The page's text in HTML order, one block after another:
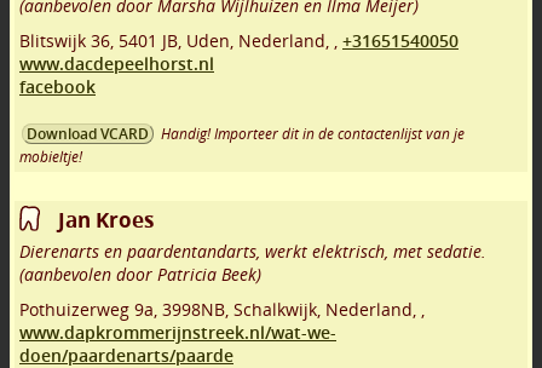
(aanbevolen door Marsha Wijlhuizen en Ilma Meijer)
Blitswijk 36 5401 JB Uden Nederland,
+31651540050
www.dacdepeelhorst.nl
facebook
Download VCARD
Handig! Importeer dit in de contactenlijst van je
mobieltje!
Jan Kroes
Dierenarts en paardentandarts, werkt elektrisch, met sedatie.
(aanbevolen door Patricia Beek)
Pothuizerweg 9a 3998NB Schalkwijk Nederland,
www.dapkrommerijnstreek.nl/wat-we-
doen/paardenarts/paarde